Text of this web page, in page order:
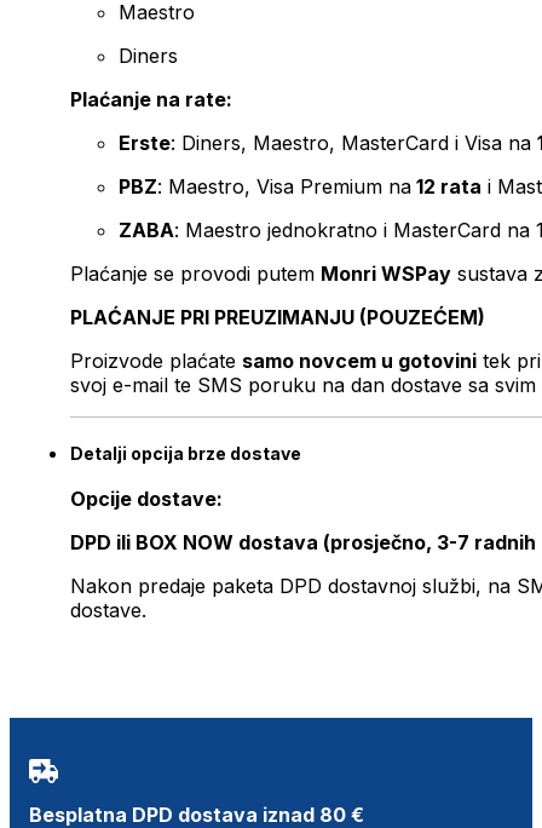
Maestro
Diners
Plaćanje na rate:
Erste: Diners, Maestro, MasterCard i Visa na
PBZ: Maestro, Visa Premium na 12 rata i
ZABA: Maestro jednokratno i MasterCard na
Plaćanje se provodi putem Monri WSPay sustava
PLAĆANJE PRI PREUZIMANJU (POUZEĆEM)
Proizvode plaćate samo novcem u gotovini tek
svoj e-mail te SMS poruku na dan dostave sa svim
Detalji opcija brze dostave
Opcije dostave:
DPD ili BOX NOW dostava (prosječno, 3-7 radnih
Nakon predaje paketa DPD dostavnoj službi, na
dostave.
Besplatna DPD dostava iznad 80 €